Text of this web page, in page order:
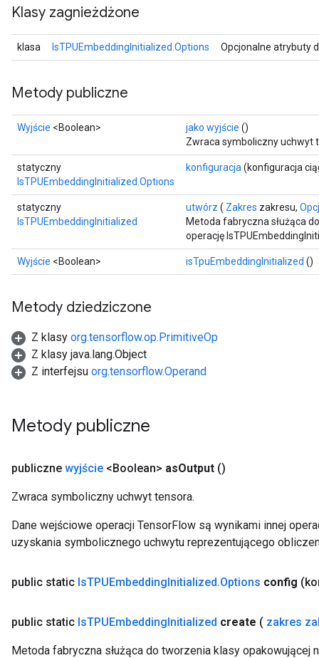
Klasy zagnieżdżone
klasa IsTPUEmbeddingInitialized.Options Opcjonalne atrybuty
Metody publiczne
Wyjście <Boolean> jako wyjście ()
Zwraca symboliczny uchwyt
statyczny
IsTPUEmbeddingInitialized.Options
konfiguracja (konfiguracja
statyczny
IsTPUEmbeddingInitialized
utwórz ( Zakres zakresu,
Metoda fabryczna służąca
operację
Wyjście <Boolean> isTpuEmbeddingInitialized ()
Metody dziedziczone
Z klasy org.tensorflow.op.PrimitiveOp
Z klasy java.lang.Object
Z interfejsu org.tensorflow.Operand
Metody publiczne
publiczne wyjście <Boolean> asOutput ()
Zwraca symboliczny uchwyt tensora.
Dane wejściowe operacji TensorFlow są wynikami innej
uzyskania symbolicznego uchwytu reprezentującego
public static IsTPUEmbeddingInitialized.Options config
public static IsTPUEmbeddingInitialized create ( zakres
Metoda fabryczna służąca do tworzenia klasy opakowującej